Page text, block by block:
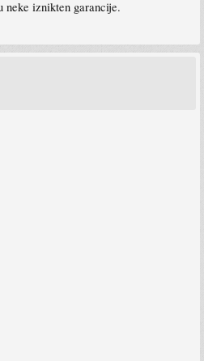
neke iznikten garancije.